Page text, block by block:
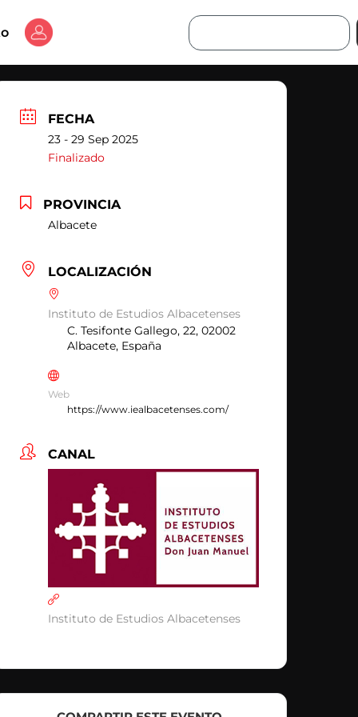
Buscar
FECHA
23 - 29 Sep 2025
Finalizado
PROVINCIA
Albacete
LOCALIZACIÓN
Instituto de Estudios Albacetenses
C. Tesifonte Gallego, 22, 02002
Albacete, España
Web
https://www.iealbacetenses.com/
CANAL
Instituto de Estudios Albacetenses